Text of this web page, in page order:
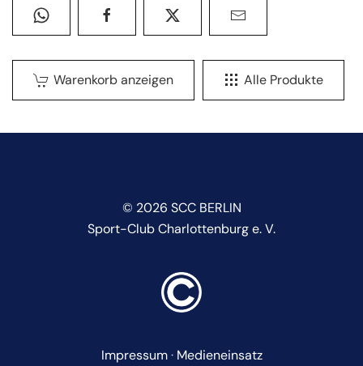
Warenkorb anzeigen Alle Produkte
© 2026 SCC BERLIN
Sport-Club Charlottenburg e. V.
Impressum· Medieneinsatz